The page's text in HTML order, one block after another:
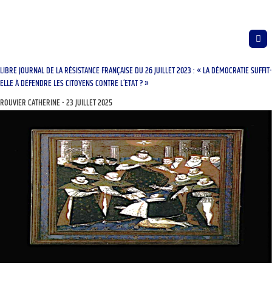
LIBRE JOURNAL DE LA RÉSISTANCE FRANÇAISE DU 26 JUILLET 2023 : « LA DÉMOCRATIE SUFFIT-
ELLE À DÉFENDRE LES CITOYENS CONTRE L’ETAT ? »
ROUVIER CATHERINE 23 JUILLET 2025